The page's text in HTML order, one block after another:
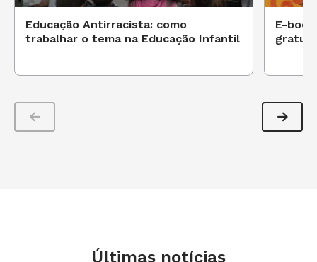
Educação Antirracista: como
trabalhar o tema na Educação Infantil
E-
Últimas notícias